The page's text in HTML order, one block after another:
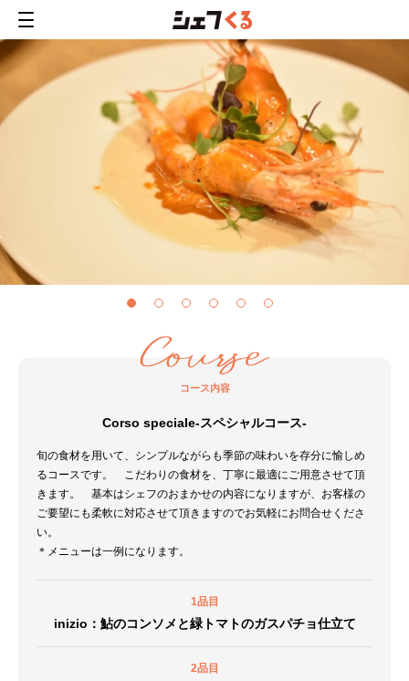
コース内容
Corso speciale-スペシャルコース-
旬の食材を用いて、シンプルながらも季節の味わいを存分に愉しめ
るコースです。 こだわりの食材を、丁寧に最適にご用意させて頂
きます。 基本はシェフのおまかせの内容になりますが、お客様の
ご要望にも柔軟に対応させて頂きますのでお気軽にお問合せくださ
い。
＊メニューは一例になります。
1品目
inizio：鮎のコンソメと緑トマトのガスパチョ仕立て
2品目